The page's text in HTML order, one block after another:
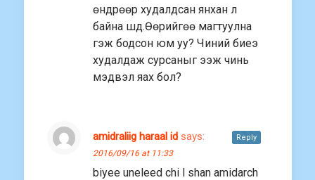
өндрөөр худалдсан янхан л
байна шд.Өөрийгөө магтуулна
гэж бодсон юм уу? Чиний биеэ
худалдаж сурсаныг ээж чинь
мэдвэл яах бол?
amidraliig haraal id says:
2016/09/16 at 11:33
biyee uneleed chi l shan amidarch
Reply